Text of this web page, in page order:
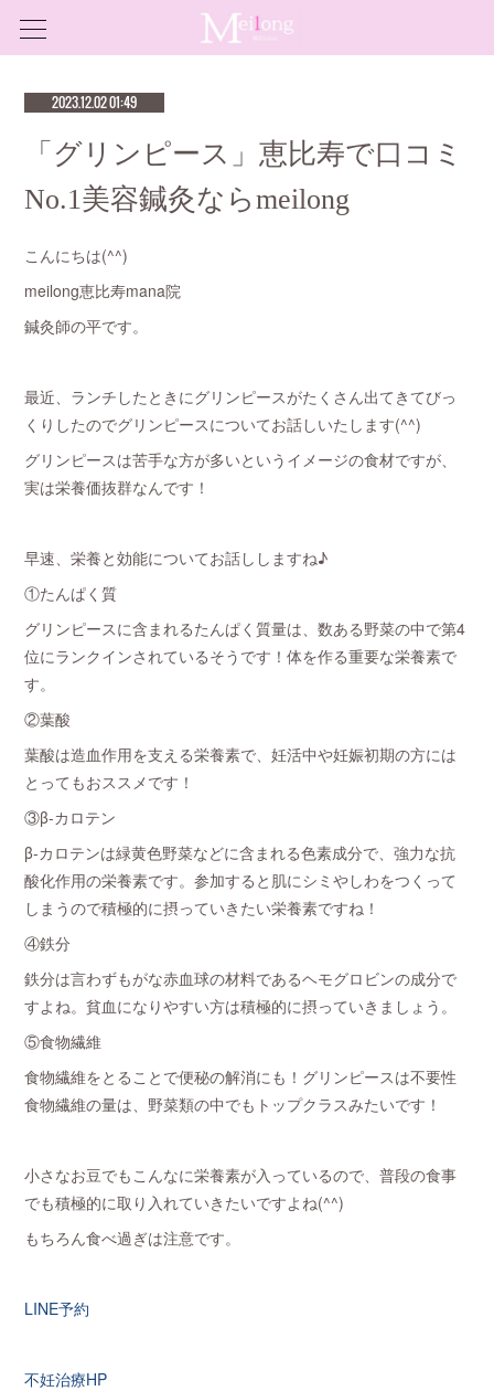
2023.12.02 01:49
「グリンピース」恵比寿で口コミ
No.1美容鍼灸ならmeilong
こんにちは(^^)
meilong恵比寿mana院
鍼灸師の平です。
最近、ランチしたときにグリンピースがたくさん出てきてびっ
くりしたのでグリンピースについてお話しいたします(^^)
グリンピースは苦手な方が多いというイメージの食材ですが、
実は栄養価抜群なんです！
早速、栄養と効能についてお話ししますね♪
①たんぱく質
グリンピースに含まれるたんぱく質量は、数ある野菜の中で第4
位にランクインされているそうです！体を作る重要な栄養素で
す。
②葉酸
葉酸は造血作用を支える栄養素で、妊活中や妊娠初期の方には
とってもおススメです！
③β-カロテン
β-カロテンは緑黄色野菜などに含まれる色素成分で、強力な抗
酸化作用の栄養素です。参加すると肌にシミやしわをつくって
しまうので積極的に摂っていきたい栄養素ですね！
④鉄分
鉄分は言わずもがな赤血球の材料であるヘモグロビンの成分で
すよね。貧血になりやすい方は積極的に摂っていきましょう。
⑤食物繊維
食物繊維をとることで便秘の解消にも！グリンピースは不要性
食物繊維の量は、野菜類の中でもトップクラスみたいです！
小さなお豆でもこんなに栄養素が入っているので、普段の食事
でも積極的に取り入れていきたいですよね(^^)
もちろん食べ過ぎは注意です。
LINE予約
不妊治療HP